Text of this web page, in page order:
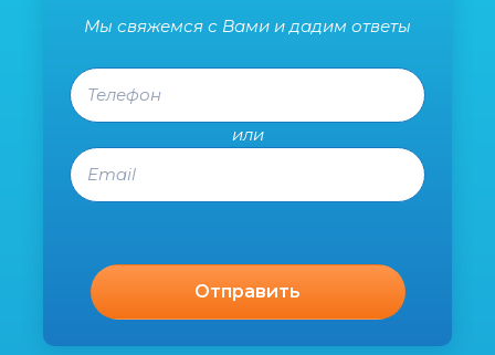
Мы свяжемся с Вами и дадим ответы
Телефон
или
Email